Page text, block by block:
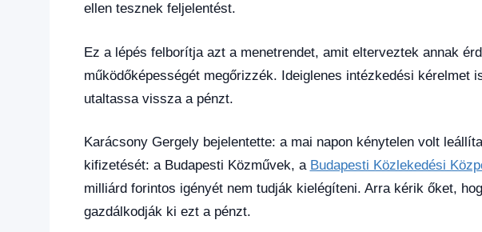
ellen tesznek feljelentést.
Ez a lépés felborítja azt a menetrendet, amit elterveztek annak
működőképességét megőrizzék. Ideiglenes intézkedési kérelmet
utaltassa vissza a pénzt.
Karácsony Gergely bejelentette: a mai napon kénytelen volt
kifizetését: a Budapesti Közművek, a Budapesti Közlekedési
milliárd forintos igényét nem tudják kielégíteni. Arra kérik őket,
gazdálkodják ki ezt a pénzt.